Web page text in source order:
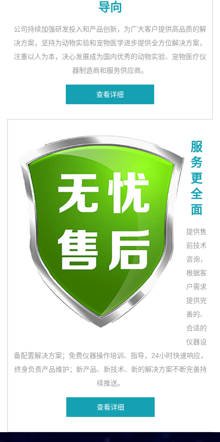
导向
公司持续加强研发投入和产品创新，为广大客户提供高品质的解
决方案，坚持为动物实验和宠物医学进步提供全方位解决方案，
注重以人为本，决心发展成为国内优秀的动物实验、宠物医疗仪
器制造商和服务供应商。
查看详细
服
务
更
全
面
提供售
前技术
咨询，
根据客
户需求
提供完
善的、
合适的
仪器设
备配置解决方案；免费仪器操作培训、指导，24小时快速响应，
终身负责产品维护；新产品、新技术、新的解决方案不断完善持
续推送。
查看详细